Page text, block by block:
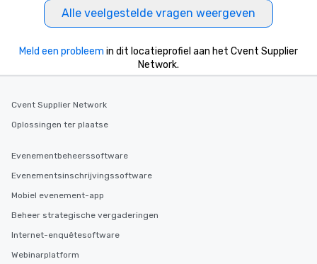
Alle veelgestelde vragen weergeven
Meld een probleem in dit locatieprofiel aan het Cvent Supplier
Network.
Cvent Supplier Network
Oplossingen ter plaatse
Evenementbeheerssoftware
Evenementsinschrijvingssoftware
Mobiel evenement-app
Beheer strategische vergaderingen
Internet-enquêtesoftware
Webinarplatform